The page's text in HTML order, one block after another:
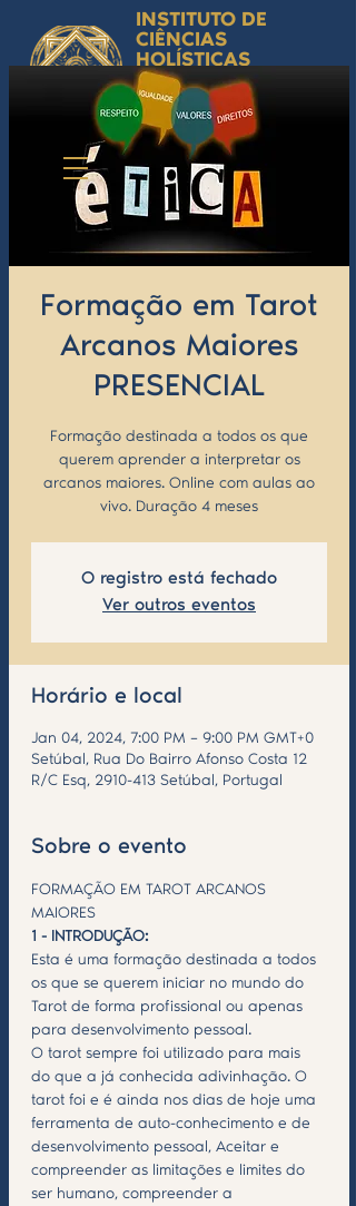
INSTITUTO DE
CIÊNCIAS
HOLÍSTICAS
by Isabel Valente Gomes
Ciência Simbólica
Aplicada e
Desenvolvimento
Humano
Formação em Tarot
Arcanos Maiores
PRESENCIAL
Formação destinada a todos os que
querem aprender a interpretar os
arcanos maiores. Online com aulas ao
vivo. Duração 4 meses
O registro está fechado
Ver outros eventos
Horário e local
Jan 04, 2024, 7:00 PM – 9:00 PM GMT+0
Setúbal, Rua Do Bairro Afonso Costa 12
R/C Esq, 2910-413 Setúbal, Portugal
Sobre o evento
FORMAÇÃO EM TAROT ARCANOS
MAIORES
1 - INTRODUÇÃO:
Esta é uma formação destinada a todos
os que se querem iniciar no mundo do
Tarot de forma profissional ou apenas
para desenvolvimento pessoal.
O tarot sempre foi utilizado para mais
do que a já conhecida adivinhação. O
tarot foi e é ainda nos dias de hoje uma
ferramenta de auto-conhecimento e de
desenvolvimento pessoal, Aceitar e
compreender as limitações e limites do
ser humano, compreender a